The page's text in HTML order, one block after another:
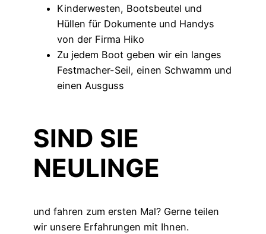
Kinderwesten, Bootsbeutel und
Hüllen für Dokumente und Handys
von der Firma Hiko
Zu jedem Boot geben wir ein langes
Festmacher-Seil, einen Schwamm und
einen Ausguss
SIND SIE
NEULINGE
und fahren zum ersten Mal? Gerne teilen
wir unsere Erfahrungen mit Ihnen.